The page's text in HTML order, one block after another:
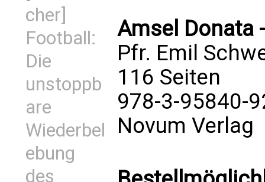
cher]
Football:
Die
unstoppb
are
Wiederbel
ebung
des
Amsel Donata
Pfr. Emil
116 Seiten
978-3-95840-
Novum Verlag